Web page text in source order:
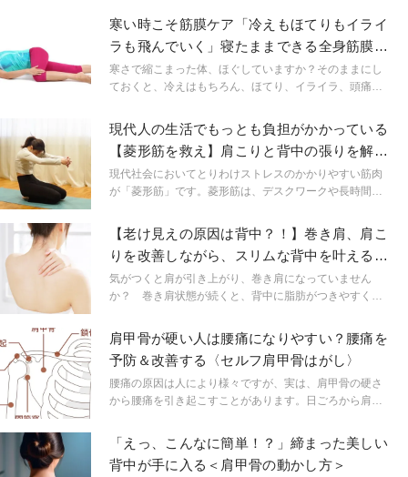
寒い時こそ筋膜ケア「冷えもほてりもイライ
ラも飛んでいく」寝たままできる全身筋膜セ
ルフリリース
寒さで縮こまった体、ほぐしていますか？そのままにし
ておくと、冷えはもちろん、ほてり、イライラ、頭痛、
状があらわれやすくなります。コタツで丸くなってため
息つく前に！さっほぐしましょっ！寝たまま簡単！セル
フでできる全身筋膜リリースをご紹介します！
現代人の生活でもっとも負担がかかっている
【菱形筋を救え】肩こりと背中の張りを解消
する簡単ほぐし
現代社会においてとりわけストレスのかかりやすい筋肉
が「菱形筋」です。菱形筋は、デスクワークや長時間の
張し、それが続くと慢性的な肩こりや背中の張りにつな
がります。今回はそんな菱形筋を手軽にほぐす簡単スト
レッチをご紹介します。
【老け見えの原因は背中？！】巻き肩、肩こ
りを改善しながら、スリムな背中を叶える！
「腕回しヨガ」
気がつくと肩が引き上がり、巻き肩になっていません
か？ 巻き肩状態が続くと、背中に脂肪がつきやすくな
ガ」をご紹介。巻き肩、肩こりを正しながら、スリムな
背中を目指しましょう！
肩甲骨が硬い人は腰痛になりやすい？腰痛を
予防＆改善する〈セルフ肩甲骨はがし〉
腰痛の原因は人により様々ですが、実は、肩甲骨の硬さ
から腰痛を引き起こすことがあります。日ごろから肩甲
必見！今回は、腰痛の予防・改善に効果的なセルフケア
のご紹介です。体が安定する四つ這いの体勢で行う肩甲
骨をはがすエクササイズです。
「えっ、こんなに簡単！？」締まった美しい
背中が手に入る＜肩甲骨の動かし方＞